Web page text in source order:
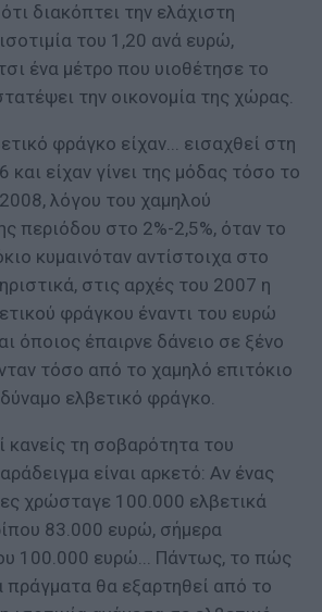
διακόπτει την ελάχιστη
του 1,20 ανά ευρώ,
ένα μέτρο που υιοθέτησε το
την οικονομία της χώρας.
φράγκο είχαν... εισαχθεί στη
είχαν γίνει της μόδας τόσο το
λόγου του χαμηλού
περιόδου στο 2%-2,5%, όταν το
κυμαινόταν αντίστοιχα στο
στις αρχές του 2007 η
φράγκου έναντι του ευρώ
όποιος έπαιρνε δάνειο σε ξένο
τόσο από το χαμηλό επιτόκιο
ελβετικό φράγκο.
κανείς τη σοβαρότητα του
είναι αρκετό: Αν ένας
χρώσταγε 100.000 ελβετικά
83.000 ευρώ, σήμερα
100.000 ευρώ... Πάντως, το πώς
πράγματα θα εξαρτηθεί από το